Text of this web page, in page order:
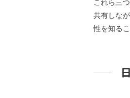
これら三
共有しな
性を知る